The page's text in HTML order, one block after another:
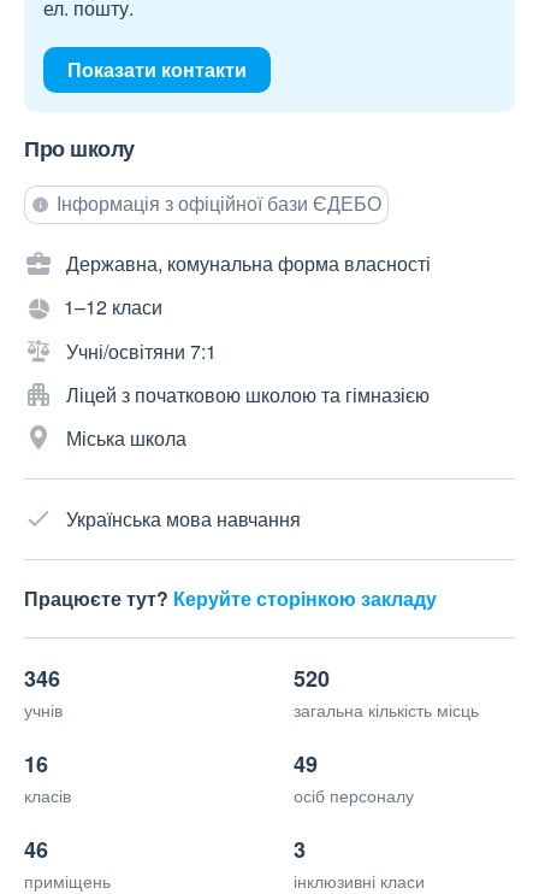
ел. пошту.
Показати контакти
Про школу
Інформація з офіційної бази ЄДЕБО
Державна, комунальна форма власності
1–12 класи
Учні/освітяни 7:1
Ліцей з початковою школою та гімназією
Міська школа
Українська мова навчання
Працюєте тут? Керуйте сторінкою закладу
346
учнів
520
загальна кількість місць
16
класів
49
осіб персоналу
46
приміщень
3
інклюзивні класи